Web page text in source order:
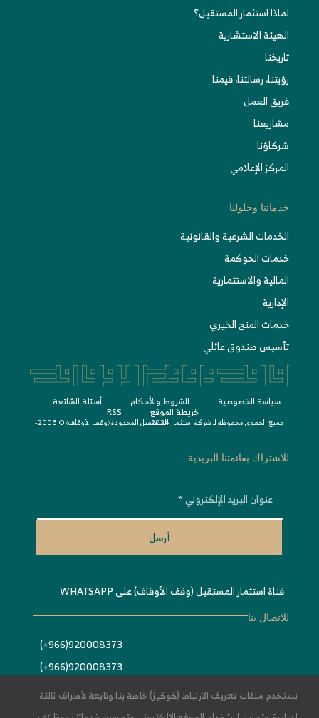
لماذا استثمار المستقبل؟
الهيئة الاستشارية
تاريخنا
رؤيتنا، رسالتنا، قيمنا
فريق العمل
مشاريعنا
شركاؤنا
المركز الإعلامي
خدماتنا وحلولنا
الخدمات الشرعية والقانونية
خدمات الحوكمة
المالية والاستثمارية
الإدارية
خدمات المنح الخيري
تأسيس صندوق عائلي
للاشتراك بقائمتنا البريدية
أرسل
قناة استثمار المستقبل (وقف الأوقاف) على WHATSAPP
للاتصال بنا
920008373(966+)
920008373(966+)
Info@estithmar.org.sa
سياسة الخصوصية الشروط واﻷحكام أسئلة الشائعة
خريطة الموقع RSS
جميع الحقوق محفوظة لـشركة استثمار المستقبل المحدودة 〈وقف الأوقاف〉 © 2006-2024
نستخدم ملفات تعريف الارتباط (كوكيز) خاصة بنا وتابعة لأطراف ثالثة